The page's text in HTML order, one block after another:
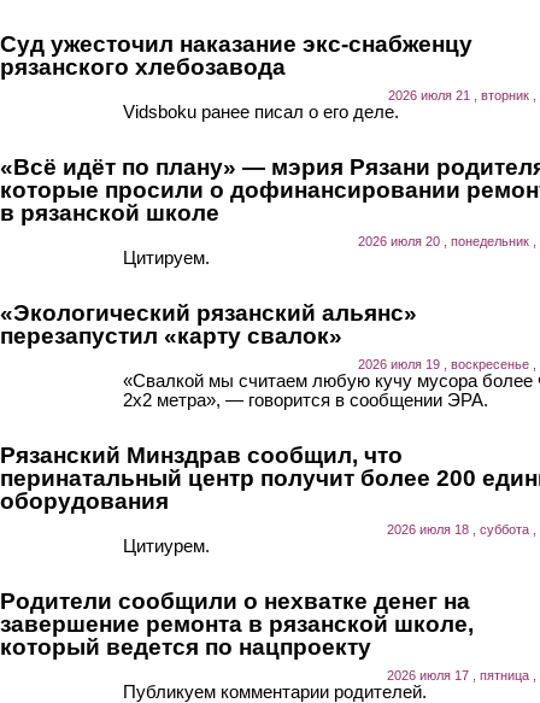
Суд ужесточил наказание экс-снабженцу
рязанского хлебозавода
2026 июля 21 , вторник ,
Vidsboku ранее писал о его деле.
«Всё идёт по плану» — мэрия Рязани
которые просили о дофинансировании
в рязанской школе
2026 июля 20 , понедельник ,
Цитируем.
«Экологический рязанский альянс»
перезапустил «карту свалок»
2026 июля 19 , воскресенье ,
«Свалкой мы считаем любую кучу мусора более
2х2 метра», — говорится в сообщении ЭРА.
Рязанский Минздрав сообщил, что
перинатальный центр получит более 200
оборудования
2026 июля 18 , суббота ,
Цитиурем.
Родители сообщили о нехватке денег на
завершение ремонта в рязанской школе,
который ведется по нацпроекту
2026 июля 17 , пятница ,
Публикуем комментарии родителей.